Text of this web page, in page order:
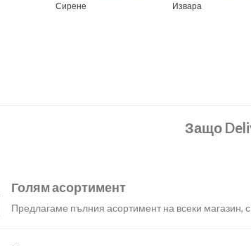
Сирене Извара
Защо
Голям асортимент
Предлагаме пълния асортимент на всеки магазин,